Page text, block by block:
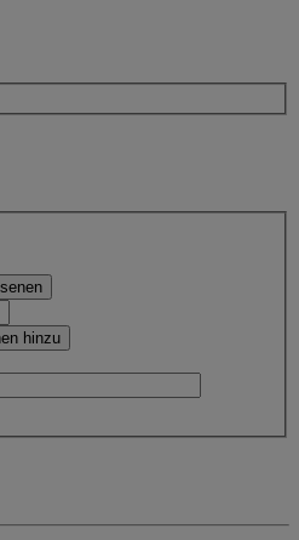
hinzu